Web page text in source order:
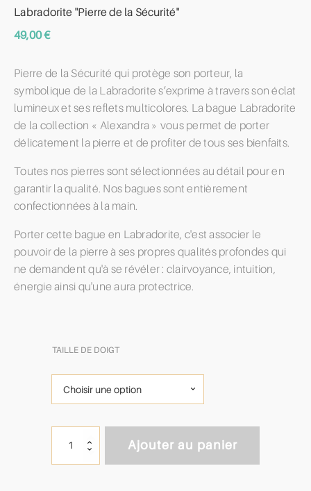
Labradorite "Pierre de la Sécurité"
49,00€
Pierre de la Sécurité qui protège son porteur, la
symbolique de la Labradorite s’exprime à travers son éclat
lumineux et ses reflets multicolores. La bague Labradorite
de la collection « Alexandra » vous permet de porter
délicatement la pierre et de profiter de tous ses bienfaits.
Toutes nos pierres sont sélectionnées au détail pour en
garantir la qualité. Nos bagues sont entièrement
confectionnées à la main.
Porter cette bague en Labradorite, c'est associer le
pouvoir de la pierre à ses propres qualités profondes qui
ne demandent qu'à se révéler : clairvoyance, intuition,
énergie ainsi qu'une aura protectrice.
TAILLE DE DOIGT
Bague
Ajouter au panier